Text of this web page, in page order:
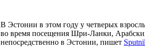
В Эстонии в этом году у четверых
во время посещения Шри-Ланки,
непосредственно в Эстонии, пишет